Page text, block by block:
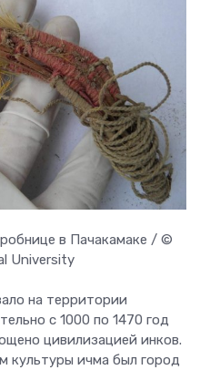
в Пачакамаке / ©
University
на территории
с 1000 по 1470 год
цивилизацией инков.
культуры ичма был город